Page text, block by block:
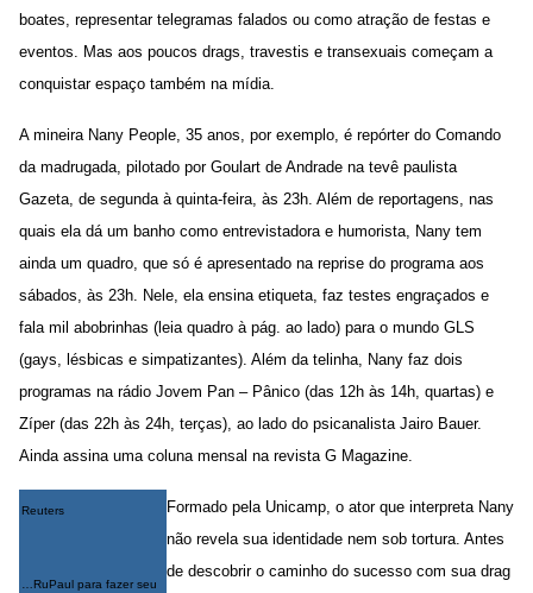
boates, representar telegramas falados ou como atração de festas e
eventos. Mas aos poucos drags, travestis e transexuais começam a
conquistar espaço também na mídia.
A mineira Nany People, 35 anos, por exemplo, é repórter do Comando
da madrugada, pilotado por Goulart de Andrade na tevê paulista
Gazeta, de segunda à quinta-feira, às 23h. Além de reportagens, nas
quais ela dá um banho como entrevistadora e humorista, Nany tem
ainda um quadro, que só é apresentado na reprise do programa aos
sábados, às 23h. Nele, ela ensina etiqueta, faz testes engraçados e
fala mil abobrinhas (leia quadro à pág. ao lado) para o mundo GLS
(gays, lésbicas e simpatizantes). Além da telinha, Nany faz dois
programas na rádio Jovem Pan – Pânico (das 12h às 14h, quartas) e
Zíper (das 22h às 24h, terças), ao lado do psicanalista Jairo Bauer.
Ainda assina uma coluna mensal na revista G Magazine.
Reuters
…RuPaul para fazer seu
Formado pela Unicamp, o ator que interpreta Nany
não revela sua identidade nem sob tortura. Antes
de descobrir o caminho do sucesso com sua drag